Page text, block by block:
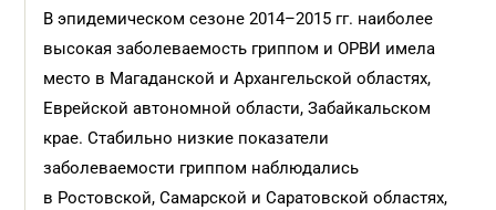
В эпидемическом сезоне 2014–2015 гг. наиболее
высокая заболеваемость гриппом и ОРВИ имела
место в Магаданской и Архангельской областях,
Еврейской автономной области, Забайкальском
крае. Стабильно низкие показатели
заболеваемости гриппом наблюдались
в Ростовской, Самарской и Саратовской областях,